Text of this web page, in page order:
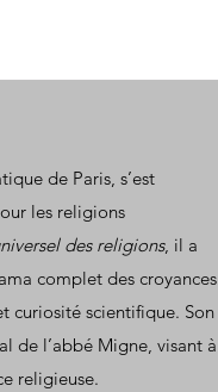
de Paris, s’est
les religions
des religions, il a
complet des croyances
curiosité scientifique. Son
de l’abbé Migne, visant à
religieuse.